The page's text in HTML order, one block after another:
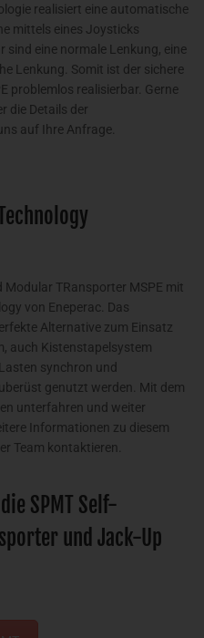
realisiert eine automatische
mittels eines Joysticks
sind eine normale Lenkung, eine
Lenkung. Somit ist der sichere
problemlos realisierbar. Gerne
die Details der
auf Ihre Anfrage.
Modular TRansporter MSPE mit
von Eneperac. Das
Alternative zum Einsatz
auch Kistenstapelsystem
synchron und
genutzt werden. Mit dem
unterfahren und weiter
Informationen zu diesem
Team kontaktieren.
SPMT Self-
und Jack-Up